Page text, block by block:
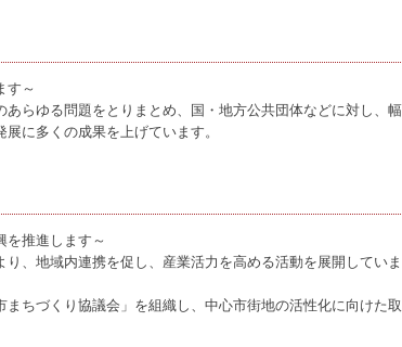
す～
らゆる問題をとりまとめ、国・地方公共団体などに対し、幅
に多くの成果を上げています。
を推進します～
、地域内連携を促し、産業活力を高める活動を展開していま
ちづくり協議会」を組織し、中心市街地の活性化に向けた取